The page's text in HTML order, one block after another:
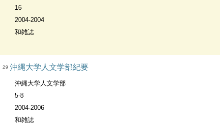
16
2004-2004
和雑誌
29 沖縄大学人文学部紀要
沖縄大学人文学部
5-8
2004-2006
和雑誌